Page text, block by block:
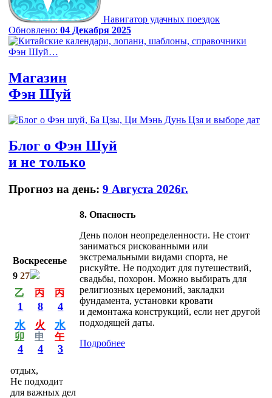
Навигатор удачных поездок
Обновлено: 04 Декабря 2025
Магазин
Фэн Шуй
Блог о Фэн Шуй
и не только
Прогноз на день: 9 Августа 2026г.
Воскресенье
9 27
乙
1
丙
8
丙
4
水
卯
4
火
申
4
水
午
3
отдых,
Не подходит
для важных дел
8. Опасность
День полон неопределенности. Не стоит
заниматься рискованными или
экстремальными видами спорта, не
рискуйте. Не подходит для путешествий,
свадьбы, похорон. Можно выбирать для
религиозных церемоний, закладки
фундамента, установки кровати
и демонтажа конструкций, если нет другой
подходящей даты.
Подробнее